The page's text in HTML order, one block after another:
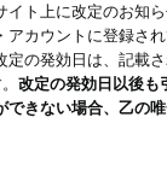
ト上に改定のお知
カウントに登録さ
の発効日は、記載
改定の発効日以後も
きない場合、乙の